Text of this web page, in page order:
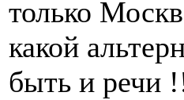
только
какой
быть и речи